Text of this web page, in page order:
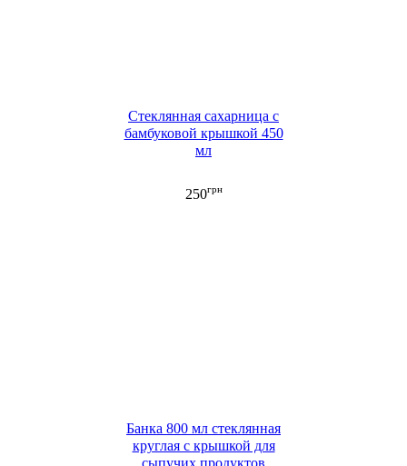
Стеклянная сахарница с
бамбуковой крышкой 450
мл
250грн
Банка 800 мл стеклянная
круглая с крышкой для
сыпучих продуктов